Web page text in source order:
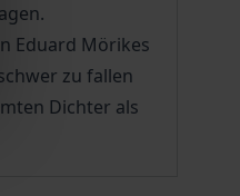
Eduard Mörikes
zu fallen
Dichter als